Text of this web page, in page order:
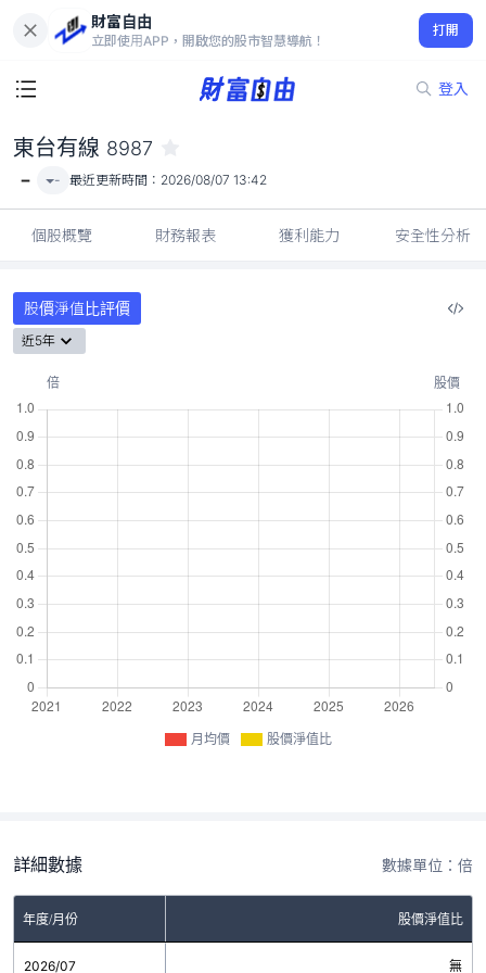
財富自由
立即使用APP，開啟您的股市智慧導航！
打開
登入
-
東台有線 8987
- - 最近更新時間： 2026/08/07 13:42
個股概覽 財務報表 獲利能力 安全性分析
股價淨值比評價
近5年
月均價 股價淨值比
詳細數據 數據單位：倍
年度/月份 股價淨值比
2026/07 無